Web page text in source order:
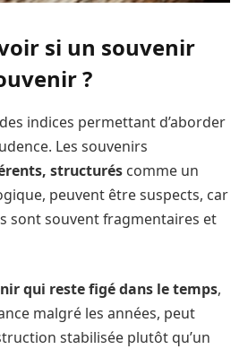
si un souvenir
?
indices permettant d’aborder
Les souvenirs
structurés comme un
peuvent être suspects, car
sont souvent fragmentaires et
qui reste figé dans le temps,
malgré les années, peut
stabilisée plutôt qu’un